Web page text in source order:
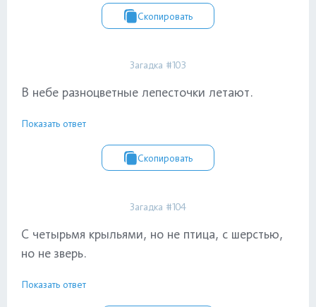
Скопировать
Загадка #103
В небе разноцветные лепесточки летают.
Показать ответ
Скопировать
Загадка #104
С четырьмя крыльями, но не птица, с шерстью,
но не зверь.
Показать ответ